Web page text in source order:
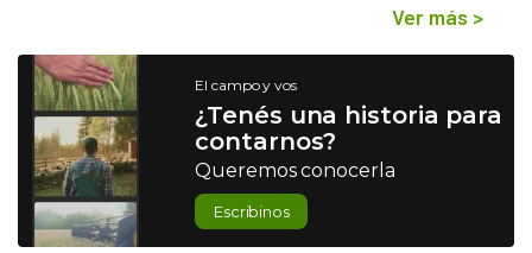
Ver más >
El campo y vos
¿Tenés una historia para
contarnos?
Queremos conocerla
Escribinos